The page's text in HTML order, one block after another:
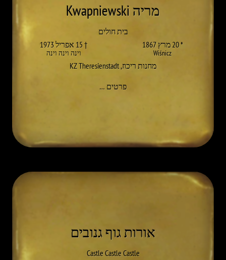
מריה Kwapniewski
בית חולים
* 20 מרץ 1867
Wiśnicz
† 15 אפריל 1973
וינה וינה וינה
מחנות ריכוז,
KZ Theresienstadt
פרטים …
אורות גוף גנובים
Castle Castle Castle